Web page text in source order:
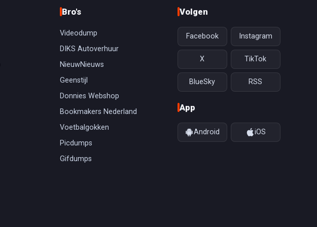
Bro's
Videodump
DIKS Autoverhuur
NieuwNieuws
Geenstijl
Donnies Webshop
Bookmakers Nederland
Voetbalgokken
Picdumps
Gifdumps
Volgen
Facebook Instagram
X TikTok
BlueSky RSS
App
Android iOS